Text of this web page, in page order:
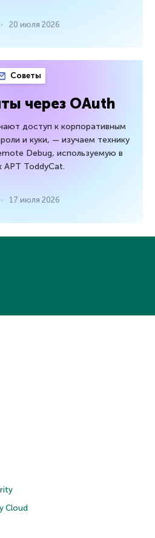
20 июля 2026
Советы
через OAuth
доступ к корпоративным
и куки, — изучаем технику
Debug, используемую в
APT ToddyCat.
17 июля 2026
Cloud